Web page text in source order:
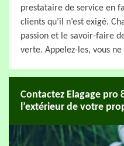
prestataire de service en
clients qu’il n’est exigé.
passion et le savoir-faire
verte. Appelez-les, vous ne
Contactez Elagage pro
l’extérieur de votre